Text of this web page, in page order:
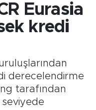
Eurasia
kredi
derecelendirme
tarafından
seviyede
ve Fikstür